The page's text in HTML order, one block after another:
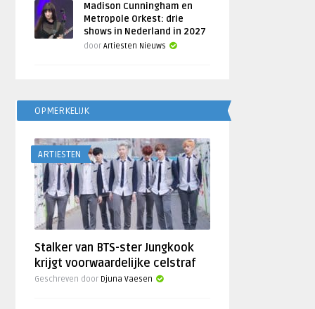
Madison Cunningham en
Metropole Orkest: drie
shows in Nederland in 2027
doorArtiesten Nieuws
OPMERKELIJK
ARTIESTEN
Stalker van BTS-ster Jungkook
krijgt voorwaardelijke celstraf
Geschreven door Djuna Vaesen